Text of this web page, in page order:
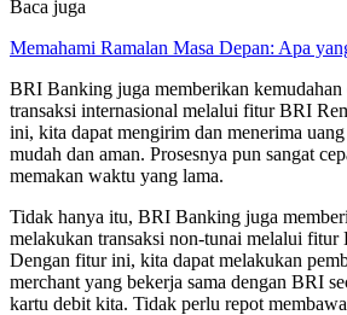
Baca juga
Memahami Ramalan Masa Depan: Apa
BRI Banking juga memberikan kemudahan
transaksi internasional melalui fitur BRI
ini, kita dapat mengirim dan menerima
mudah dan aman. Prosesnya pun sangat
memakan waktu yang lama.
Tidak hanya itu, BRI Banking juga
melakukan transaksi non-tunai melalui
Dengan fitur ini, kita dapat melakukan
merchant yang bekerja sama dengan BRI
kartu debit kita. Tidak perlu repot